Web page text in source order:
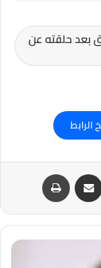
بعد حلقته عن
الرابط
تيلقرام مشاركة عبر البريد